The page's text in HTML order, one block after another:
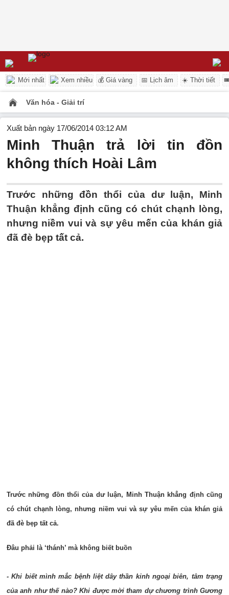
Mới nhất Xem nhiều 💰 Giá vàng 📅 Lịch âm ☀️ Thời tiết
Văn hóa - Giải trí
Xuất bản ngày 17/06/2014 03:12 AM
Minh Thuận trả lời tin đồn
không thích Hoài Lâm
Trước những đồn thổi của dư luận, Minh
Thuận khẳng định cũng có chút chạnh lòng,
nhưng niềm vui và sự yêu mến của khán giả
đã đè bẹp tất cả.
Trước những đồn thổi của dư luận, Minh Thuận khẳng định cũng
có chút chạnh lòng, nhưng niềm vui và sự yêu mến của khán giả
đã đè bẹp tất cả.
Đâu phải là ‘thánh’ mà không biết buồn
- Khi biết mình mắc bệnh liệt dây thần kinh ngoại biên, tâm trạng
của anh như thế nào? Khi được mời tham dự chương trình Gương